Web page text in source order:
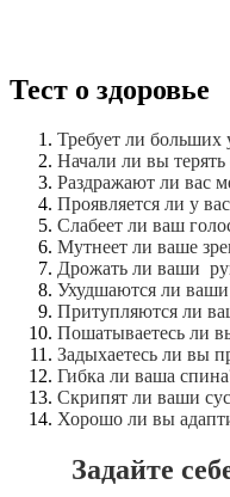
Тест о здоровье
Требует ли больших
Начали ли вы
Раздражают ли вас
Проявляется ли у
Слабеет ли ваш
Мутнеет ли ваше
Дрожать ли ваши
Ухудшаются ли
Притупляются ли
Пошатываетесь ли
Задыхаетесь ли вы
Гибка ли ваша
Скрипят ли ваши
Хорошо ли вы
Задайте